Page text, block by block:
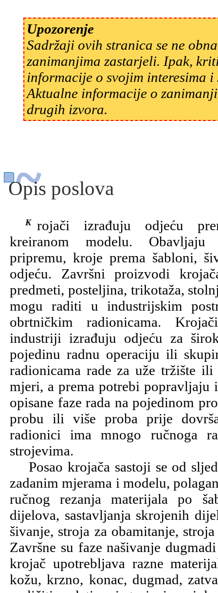
Upozorenje
Sadržaji ovih stranica se ne
zanimanjima zastarjeli. Ipak,
informacije o svojim interesima
Aktualne informacije o
drugih izvora.
Opis poslova
Krojači izrađuju odjeću prema prethodno
kreiranom modelu. Obavljaju
pripremu, kroje prema šabloni,
odjeću. Završni proizvodi
predmeti, posteljina, trikotaža,
mogu raditi u industrijskim
obrtničkim radionicama.
industriji izrađuju odjeću za
pojedinu radnu operaciju ili
radionicama rade za uže tržište
mjeri, a prema potrebi popravljaju
opisane faze rada na pojedinom
probu ili više proba prije
radionici ima mnogo ručnoga
strojevima.
Posao krojača sastoji se od
zadanim mjerama i modelu,
ručnog rezanja materijala po
dijelova, sastavljanja skrojenih
šivanje, stroja za obamitanje,
Završne su faze našivanje
krojač upotrebljava razne
kožu, krzno, konac, dugmad,